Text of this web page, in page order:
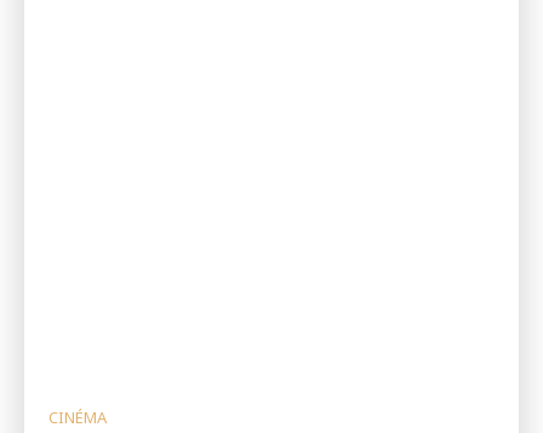
CINÉMA